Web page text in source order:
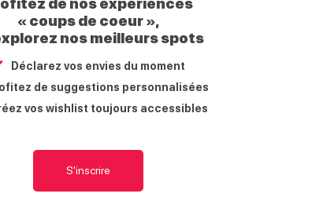
Tarif
du 07/07/2026 au 19/08/2026
Réservation auprès de nos bureaux d'informations touristiques.
Situation
de nos expériences
« coups de coeur »,
nos meilleurs spots
Déclarez vos envies du moment
de suggestions personnalisées
vos wishlist toujours accessibles
S'inscrire